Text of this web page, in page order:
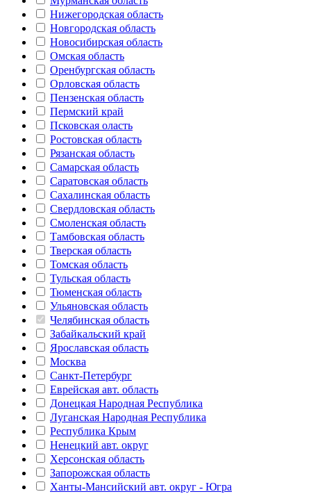
Нижегородская область
Новгородская область
Новосибирская область
Омская область
Оренбургская область
Орловская область
Пензенская область
Пермский край
Псковская оласть
Ростовская область
Рязанская область
Самарская область
Саратовская область
Сахалинская область
Свердловская область
Смоленская область
Тамбовская область
Тверская область
Томская область
Тульская область
Тюменская область
Ульяновская область
Челябинская область
Забайкальский край
Ярославская область
Москва
Санкт-Петербург
Еврейская авт. область
Донецкая Народная Республика
Луганская Народная Республика
Республика Крым
Ненецкий авт. округ
Херсонская область
Запорожская область
Ханты-Мансийский авт. округ - Югра